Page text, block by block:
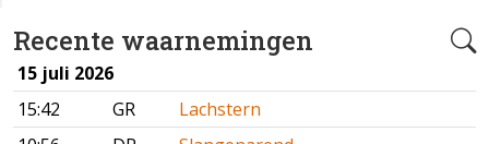
Recente waarnemingen
15 juli 2026
15:42
GR
Lachstern